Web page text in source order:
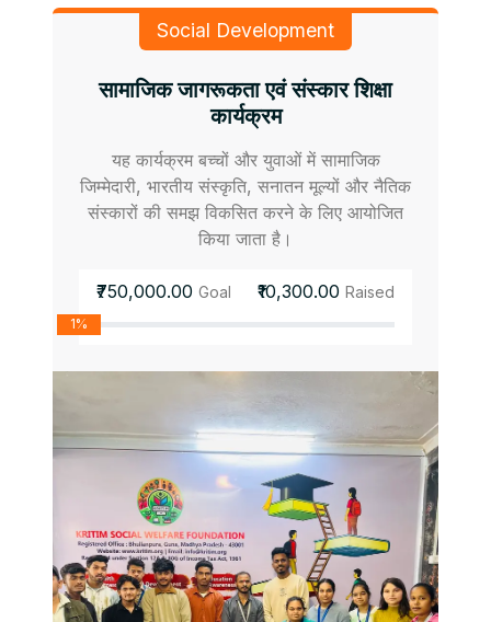
Social Development
सामाजिक जागरूकता एवं संस्कार शिक्षा
कार्यक्रम
यह कार्यक्रम बच्चों और युवाओं में सामाजिक
जिम्मेदारी, भारतीय संस्कृति, सनातन मूल्यों और नैतिक
संस्कारों की समझ विकसित करने के लिए आयोजित
किया जाता है।
₹750,000.00 Goal ₹10,300.00 Raised
1%